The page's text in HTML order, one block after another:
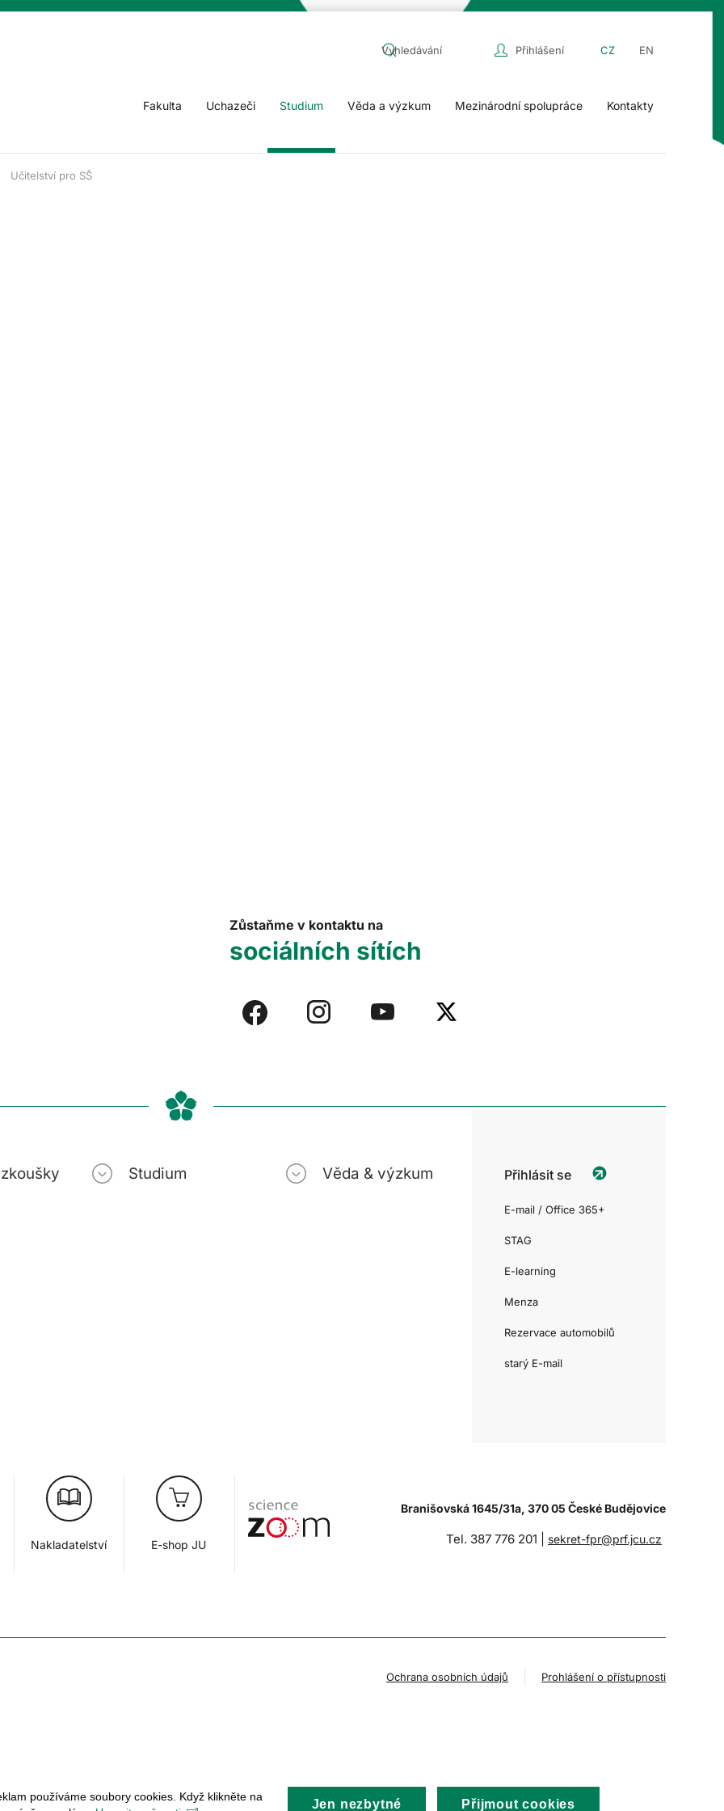
Přihlášení CZ EN
Fakulta Uchazeči Studium Věda a výzkum Mezinárodní spolupráce Kontakty
Učitelství pro SŠ
Zůstaňme v kontaktu na
sociálních sítích
Studium Věda & výzkum Přihlásit se
E-mail / Office 365+
STAG
E-learning
Menza
Rezervace automobilů
starý E-mail
Nakladatelství E-shop JU
Branišovská 1645/31a, 370 05 České Budějovice
Tel. 387 776 201 | sekret-fpr@prf.jcu.cz
Ochrana osobních údajů Prohlášení o přístupnosti
používáme soubory cookies. Když klikněte na
Jen nezbytné Přijmout cookies